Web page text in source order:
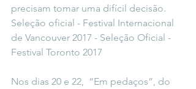
precisam tomar uma difícil decisão.
Seleção oficial - Festival Internacional
de Vancouver 2017 - Seleção Oficial -
Festival Toronto 2017
Nos dias 20 e 22,  “Em pedaços”, do